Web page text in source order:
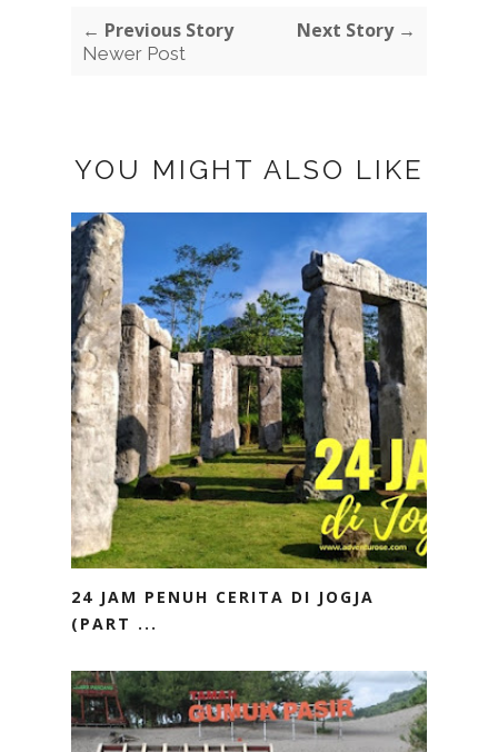
← Previous Story
Newer Post
Next Story →
YOU MIGHT ALSO LIKE
24 JAM PENUH CERITA DI JOGJA
(PART ...